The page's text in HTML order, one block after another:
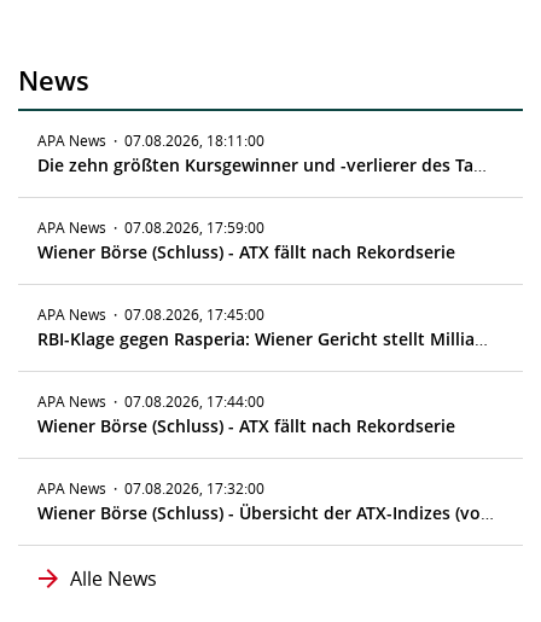
News
APA News · 07.08.2026, 18:11:00
Die zehn größten Kursgewinner und -verlierer des Tages
APA News · 07.08.2026, 17:59:00
Wiener Börse (Schluss) - ATX fällt nach Rekordserie
APA News · 07.08.2026, 17:45:00
RBI-Klage gegen Rasperia: Wiener Gericht stellt Milliardenklage zu
APA News · 07.08.2026, 17:44:00
Wiener Börse (Schluss) - ATX fällt nach Rekordserie
APA News · 07.08.2026, 17:32:00
Wiener Börse (Schluss) - Übersicht der ATX-Indizes (vorläufig)
Alle News